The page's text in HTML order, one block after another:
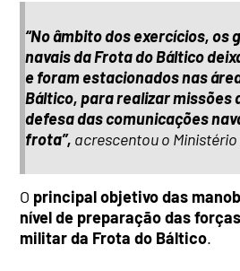
“No âmbito dos exercícios, os
navais da Frota do Báltico
e foram estacionados nas
Báltico, para realizar missões
defesa das comunicações
frota”, acrescentou o Ministério
O principal objetivo das
nível de preparação das
militar da Frota do Báltico.